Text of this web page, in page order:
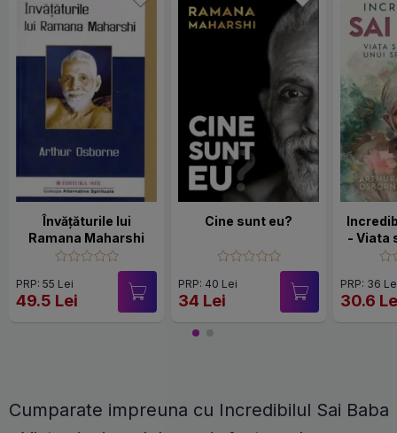
Învăţăturile lui
Ramana Maharshi
PRP: 55 Lei
49.5 Lei
Cine sunt eu?
PRP: 40 Lei
34 Lei
- Viata
unui
PRP: 36
30.6
Cumparate impreuna cu Incredibilul Sai Baba